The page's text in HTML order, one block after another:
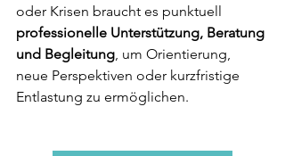
oder Krisen braucht es punktuell
professionelle Unterstützung, Beratung
und Begleitung, um Orientierung,
neue Perspektiven oder kurzfristige
Entlastung zu ermöglichen.